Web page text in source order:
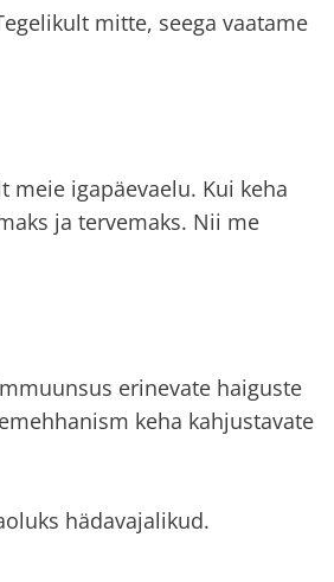
mitte, seega vaatame
igapäevaelu. Kui keha
ja tervemaks. Nii me
erinevate haiguste
keha kahjustavate
hädavajalikud.